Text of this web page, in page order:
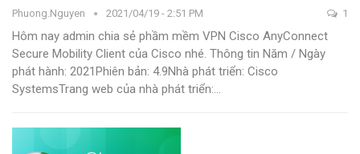
Phuong.nguyen 2021/04/19 - 2:51 PM 1
Hôm nay admin chia sẻ phầm mềm VPN Cisco AnyConnect
Secure Mobility Client của Cisco nhé. Thông tin Năm / Ngày
phát hành: 2021Phiên bản: 4.9Nhà phát triển: Cisco
SystemsTrang web của nhà phát triển:…